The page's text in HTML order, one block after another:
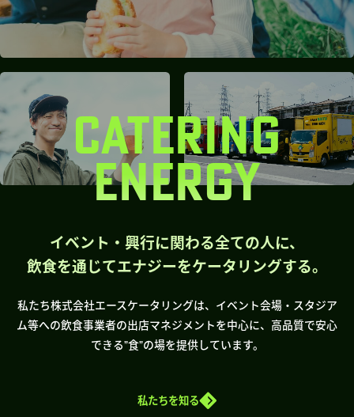
CATERING
ENERGY
イベント・興行に関わる全ての人に、
飲食を通じてエナジーをケータリングする。
私たち株式会社エースケータリングは、イベント会場・スタジア
ム等への飲食事業者の出店マネジメントを中心に、高品質で安心
できる”食”の場を提供しています。
私たちを知る